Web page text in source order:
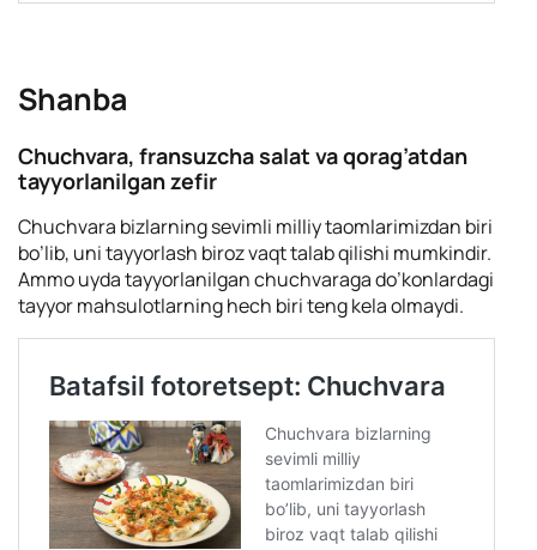
Shanba
Chuchvara, fransuzcha salat va qorag’atdan
tayyorlanilgan zefir
Chuchvara bizlarning sevimli milliy taomlarimizdan biri
bo’lib, uni tayyorlash biroz vaqt talab qilishi mumkindir.
Ammo uyda tayyorlanilgan chuchvaraga do’konlardagi
tayyor mahsulotlarning hech biri teng kela olmaydi.